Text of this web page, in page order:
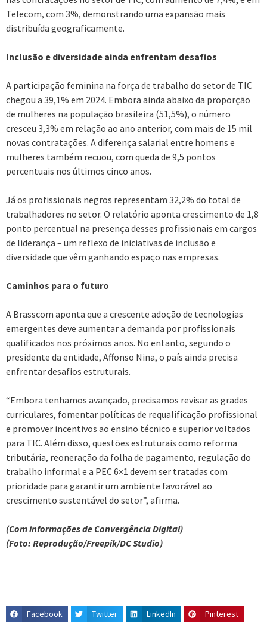
Telecom, com 3%, demonstrando uma expansão mais
distribuída geograficamente.
Inclusão e diversidade ainda enfrentam desafios
A participação feminina na força de trabalho do setor de TIC
chegou a 39,1% em 2024. Embora ainda abaixo da proporção
de mulheres na população brasileira (51,5%), o número
cresceu 3,3% em relação ao ano anterior, com mais de 15 mil
novas contratações. A diferença salarial entre homens e
mulheres também recuou, com queda de 9,5 pontos
percentuais nos últimos cinco anos.
Já os profissionais negros representam 32,2% do total de
trabalhadores no setor. O relatório aponta crescimento de 1,8
ponto percentual na presença desses profissionais em cargos
de liderança – um reflexo de iniciativas de inclusão e
diversidade que vêm ganhando espaço nas empresas.
Caminhos para o futuro
A Brasscom aponta que a crescente adoção de tecnologias
emergentes deve aumentar a demanda por profissionais
qualificados nos próximos anos. No entanto, segundo o
presidente da entidade, Affonso Nina, o país ainda precisa
enfrentar desafios estruturais.
“Embora tenhamos avançado, precisamos revisar as grades
curriculares, fomentar políticas de requalificação profissional
e promover incentivos ao ensino técnico e superior voltados
para TIC. Além disso, questões estruturais como reforma
tributária, reoneração da folha de pagamento, regulação do
trabalho informal e a PEC 6×1 devem ser tratadas com
prioridade para garantir um ambiente favorável ao
crescimento sustentável do setor”, afirma.
(Com informações de Convergência Digital)
(Foto: Reprodução/Freepik/DC Studio)
Facebook Twitter LinkedIn
Pinterest